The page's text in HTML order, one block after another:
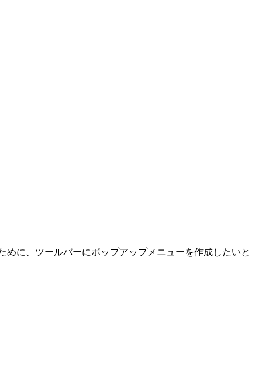
に、ツールバーにポップアップメニューを作成したいと